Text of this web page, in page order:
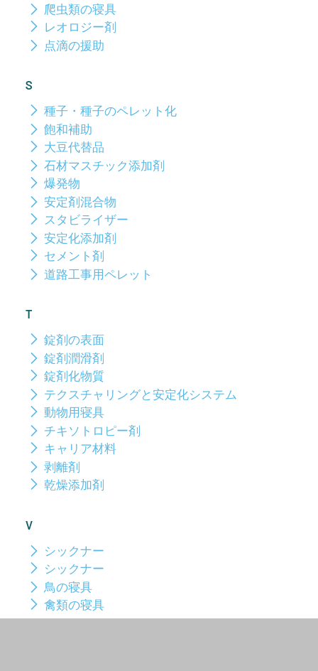
爬虫類の寝具
レオロジー剤
点滴の援助
S
種子・種子のペレット化
飽和補助
大豆代替品
石材マスチック添加剤
爆発物
安定剤混合物
スタビライザー
安定化添加剤
セメント剤
道路工事用ペレット
T
錠剤の表面
錠剤潤滑剤
錠剤化物質
テクスチャリングと安定化システム
動物用寝具
チキソトロピー剤
キャリア材料
剥離剤
乾燥添加剤
V
シックナー
シックナー
鳥の寝具
禽類の寝具